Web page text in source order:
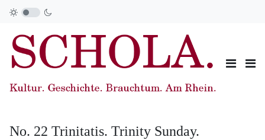
No. 22 Trinitatis. Trinity Sunday.